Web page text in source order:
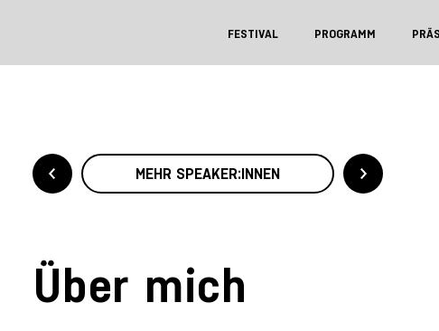
FESTIVAL PROGRAMM
MEHR SPEAKER:INNEN
Über mich